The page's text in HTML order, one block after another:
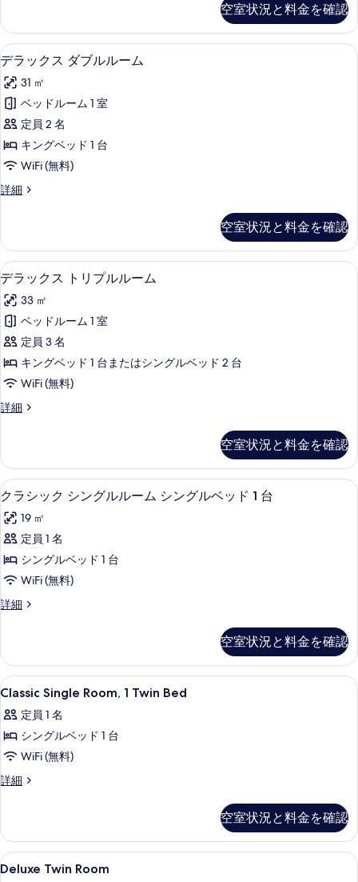
条
件
て
の
写
真
を
表
示
す
る
Smoking
の
詳
空室状況と料金を確認
デ
ラ
ッ
ク
ス
ダ
ブ
ル
ー
ム
の
す
べ
て
の
写
真
示
す
る
羽毛の掛け布団、ミニバー、セーフ
3
デラックス ダブルルーム
31 ㎡
ベッドルーム 1 室
定員 2 名
キングベッド 1 台
WiFi (無料)
詳細
デ
ス
ダ
ブ
ル
ー
の
詳
細
空室状況と料金を確認
デ
ラ
ッ
ク
ス
ト
リ
プ
ル
ー
ム
の
す
べ
て
の
を
表
示
す
る
デラックス トリプルルーム | リビン
4
デラックス トリプルルーム
33 ㎡
ベッドルーム 1 室
定員 3 名
キングベッド 1 台またはシングルベッド 2 台
WiFi (無料)
詳細
デ
ス
ト
リ
ル
ル
ム
の
細
空室状況と料金を確認
ク
ラ
シ
ッ
ク
シ
ン
ル
ル
ー
ム
シ
ン
グ
ッ
ド
羽毛の掛け布団、ミニバー、セーフ
2
クラシック シングルルーム シングルベッド 1 台
19 ㎡
定員 1 名
シングルベッド 1 台
WiFi (無料)
詳細
ク
ク
シ
ン
ル
ル
ム
シ
ン
ベ
ド
1
空室状況と料金を確認
Classic
Single
Room,
1
Twin
Bed
べ
て
の
羽毛の掛け布団、ミニバー、セーフ
5
Classic Single Room, 1 Twin Bed
定員 1 名
シングルベッド 1 台
WiFi (無料)
詳細
Classic
Twin
Bed
の
空室状況と料金を確認
Deluxe
Twin
羽毛の掛け布団、ミニバー、セーフ
1
Deluxe Twin Room